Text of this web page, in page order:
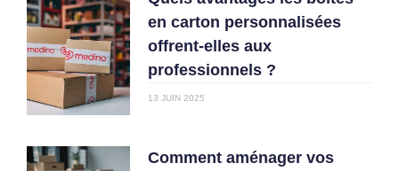
en carton personnalisées
offrent-elles aux
professionnels ?
13 JUIN 2025
Comment aménager vos